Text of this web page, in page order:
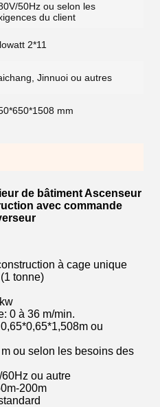
50Hz ou selon les
du client
2*11
Jinnuoi ou autres
mm
de bâtiment Ascenseur
avec commande
à cage unique
tonne)
0 à 36 m/min.
ou
ou selon les besoins des
ou autre
200m